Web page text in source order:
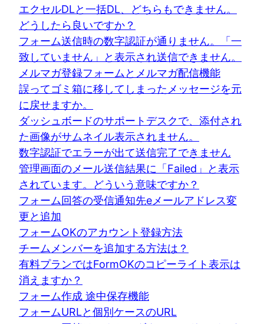
エクセルDLと一括DL、どちらもできません。
どうしたら良いですか？
フォーム送信時の数字認証が通りません。「一
致していません」と表示され送信できません。
メルマガ登録フォームとメルマガ配信機能
誤ってゴミ箱に移してしまったメッセージを元
に戻せますか。
ダッシュボードのサポートデスクで、添付され
た画像がサムネイル表示されません。
数字認証でエラーが出て送信完了できません
管理画面のメール送信結果に「Failed」と表示
されています。どういう意味ですか？
フォーム回答の受信通知先eメールアドレス変
更と追加
フォームOKのアカウント登録方法
チームメンバーを追加する方法は？
有料プランではFormOKのコピーライト表示は
消えますか？
フォーム作成 途中保存機能
フォームURLと個別ケースのURL